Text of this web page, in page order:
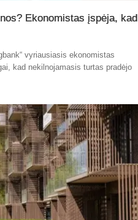
Ekonomistas įspėja, kad
vyriausiasis ekonomistas
kad nekilnojamasis turtas pradėjo